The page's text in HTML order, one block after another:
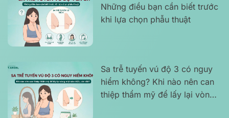
Những điều bạn cần biết trước
khi lựa chọn phẫu thuật
Sa trễ tuyến vú độ 3 có nguy
hiểm không? Khi nào nên can
thiệp thẩm mỹ để lấy lại vòng